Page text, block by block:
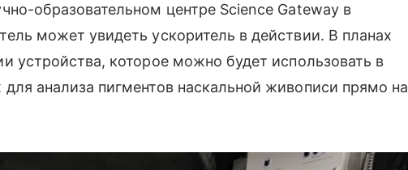
образовательном центре Science Gateway в
может увидеть ускоритель в действии. В планах
устройства, которое можно будет использовать в
для анализа пигментов наскальной живописи прямо на